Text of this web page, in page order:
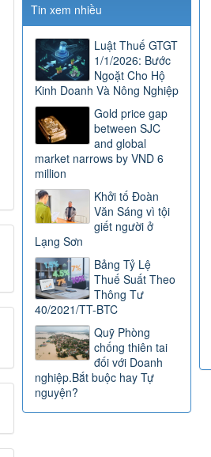
Tin xem nhiều
Luật Thuế GTGT
1/1/2026: Bước
Ngoặt Cho Hộ
Kinh Doanh Và Nông Nghiệp
Gold price gap
between SJC
and global
market narrows by VND 6
million
Khởi tố Đoàn
Văn Sáng vì tội
giết người ở
Lạng Sơn
Bảng Tỷ Lệ
Thuế Suất Theo
Thông Tư
40/2021/TT-BTC
Quỹ Phòng
chống thiên tai
đối với Doanh
nghiệp.Bắt buộc hay Tự
nguyện?